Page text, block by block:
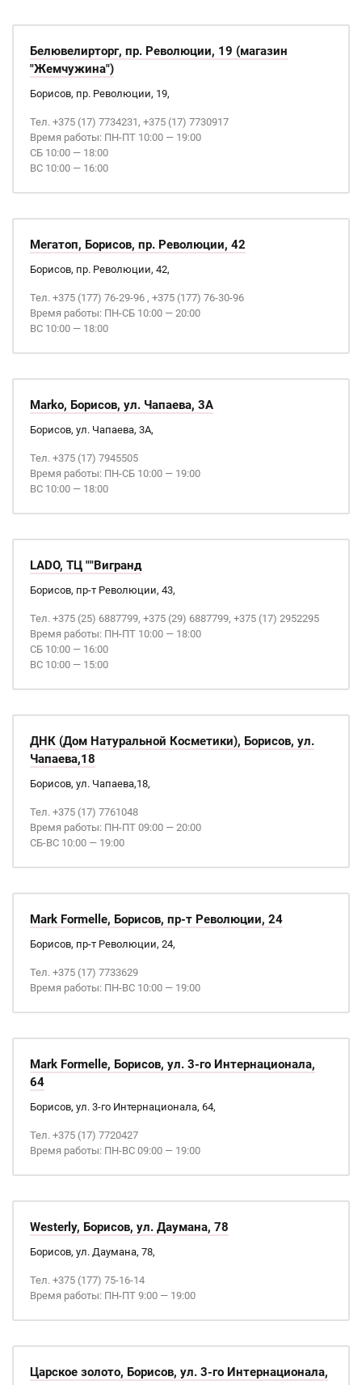
Белювелирторг, пр. Революции, 19 (магазин
"Жемчужина")
Борисов, пр. Революции, 19,
Тел. +375 (17) 7734231, +375 (17) 7730917
Время работы: ПН-ПТ 10:00 — 19:00
СБ 10:00 — 18:00
ВС 10:00 — 16:00
Мегатоп, Борисов, пр. Революции, 42
Борисов, пр. Революции, 42,
Тел. +375 (177) 76-29-96 , +375 (177) 76-30-96
Время работы: ПН-СБ 10:00 — 20:00
ВС 10:00 — 18:00
Marko, Борисов, ул. Чапаева, 3А
Борисов, ул. Чапаева, 3А,
Тел. +375 (17) 7945505
Время работы: ПН-СБ 10:00 — 19:00
ВС 10:00 — 18:00
LADO, ТЦ ""Вигранд
Борисов, пр-т Революции, 43,
Тел. +375 (25) 6887799, +375 (29) 6887799, +375 (17) 2952295
Время работы: ПН-ПТ 10:00 — 18:00
СБ 10:00 — 16:00
ВС 10:00 — 15:00
ДНК (Дом Натуральной Косметики), Борисов, ул.
Чапаева,18
Борисов, ул. Чапаева,18,
Тел. +375 (17) 7761048
Время работы: ПН-ПТ 09:00 — 20:00
СБ-ВС 10:00 — 19:00
Mark Formelle, Борисов, пр-т Революции, 24
Борисов, пр-т Революции, 24,
Тел. +375 (17) 7733629
Время работы: ПН-ВС 10:00 — 19:00
Mark Formelle, Борисов, ул. 3-го Интернационала,
64
Борисов, ул. 3-го Интернационала, 64,
Тел. +375 (17) 7720427
Время работы: ПН-ВС 09:00 — 19:00
Westerly, Борисов, ул. Даумана, 78
Борисов, ул. Даумана, 78,
Тел. +375 (177) 75-16-14
Время работы: ПН-ПТ 9:00 — 19:00
Царское золото, Борисов, ул. 3-го Интернационала,